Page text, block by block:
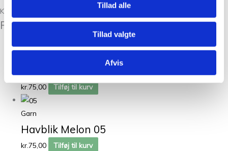
Tillad alle
Tillad valgte
Afvis
Kunder købte også
Relaterede varer
kr.75,00 Tilføj til kurv
Garn
Havblik Melon 05
kr.75,00 Tilføj til kurv